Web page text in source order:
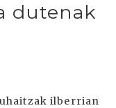
dutenak
ilberrian